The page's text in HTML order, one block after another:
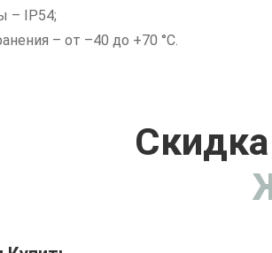
– IP54;
– от –40 до +70 °C.
Скидка